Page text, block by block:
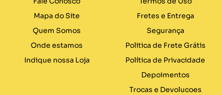
Mapa do Site
Quem Somos
Onde estamos
Indique nossa Loja
Fretes e Entrega
Segurança
Politica de Frete Grátis
Política de Privacidade
Depoimentos
Trocas e Devolucoes